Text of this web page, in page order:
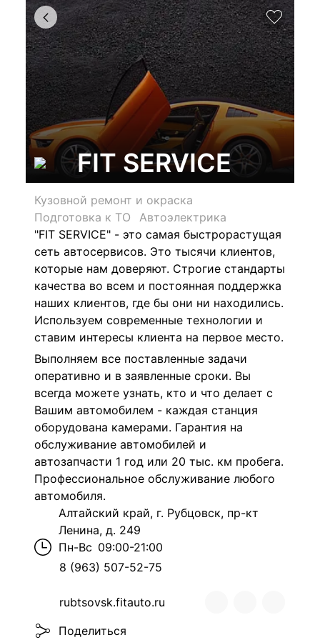
FIT SERVICE
Кузовной ремонт и окраска
Подготовка к ТО
Автоэлектрика
"FIT SERVICE" - это самая быстрорастущая
сеть автосервисов. Это тысячи клиентов,
которые нам доверяют. Строгие стандарты
качества во всем и постоянная поддержка
наших клиентов, где бы они ни находились.
Используем современные технологии и
ставим интересы клиента на первое место.
Выполняем все поставленные задачи
оперативно и в заявленные сроки. Вы
всегда можете узнать, кто и что делает с
Вашим автомобилем - каждая станция
оборудована камерами. Гарантия на
обслуживание автомобилей и
автозапчасти 1 год или 20 тыс. км пробега.
Профессиональное обслуживание любого
автомобиля.
Алтайский край, г. Рубцовск, пр-кт
Ленина, д. 249
Пн-Вс 09:00-21:00
8 (963) 507-52-75
rubtsovsk.fitauto.ru
Поделиться